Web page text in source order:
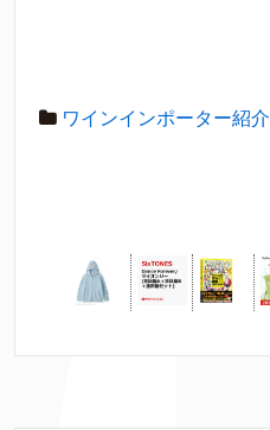
ワインインポーター紹介